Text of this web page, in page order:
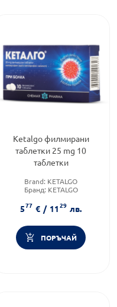
Ketalgo филмирани
таблетки 25 mg 10
таблетки
Brand: KETALGO
Бранд: KETALGO
577 € / 1129 лв.
ПОРЪЧАЙ